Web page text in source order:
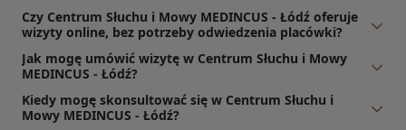
Czy Centrum Słuchu i Mowy MEDINCUS - Łódź oferuje
wizyty online, bez potrzeby odwiedzenia placówki?
Jak mogę umówić wizytę w Centrum Słuchu i Mowy
MEDINCUS - Łódź?
Kiedy mogę skonsultować się w Centrum Słuchu i
Mowy MEDINCUS - Łódź?